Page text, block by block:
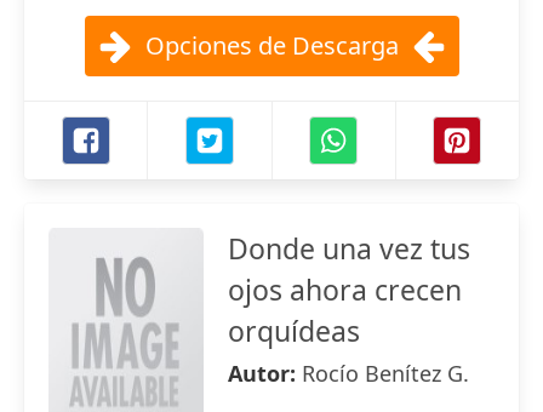
Opciones de Descarga
Donde una vez tus
ojos ahora crecen
orquídeas
Autor: Rocío Benítez G.